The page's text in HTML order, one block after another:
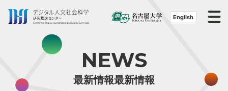
English
NEWS
最新情報最新情報